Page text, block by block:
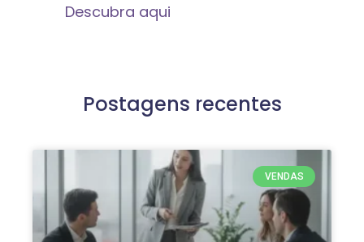
Descubra aqui
Postagens recentes
VENDAS